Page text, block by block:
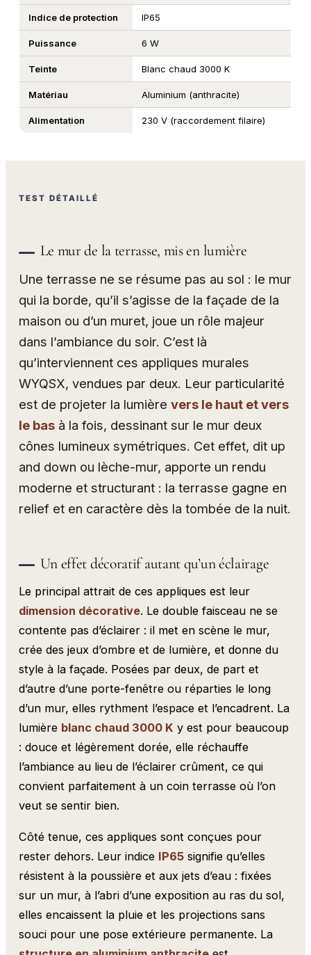
Indice de protection IP65
Puissance 6 W
Teinte Blanc chaud 3000 K
Matériau Aluminium (anthracite)
Alimentation 230 V (raccordement filaire)
TEST DÉTAILLÉ
Le mur de la terrasse, mis en lumière
Une terrasse ne se résume pas au sol : le mur
qui la borde, qu’il s’agisse de la façade de la
maison ou d’un muret, joue un rôle majeur
dans l’ambiance du soir. C’est là
qu’interviennent ces appliques murales
WYQSX, vendues par deux. Leur particularité
est de projeter la lumièrevers le haut et vers
le bas à la fois, dessinant sur le mur deux
cônes lumineux symétriques. Cet effet, dit up
and down ou lèche-mur, apporte un rendu
moderne et structurant : la terrasse gagne en
relief et en caractère dès la tombée de la nuit.
Un effet décoratif autant qu’un éclairage
Le principal attrait de ces appliques est leur
dimension décorative. Le double faisceau ne se
contente pas d’éclairer : il met en scène le mur,
crée des jeux d’ombre et de lumière, et donne du
style à la façade. Posées par deux, de part et
d’autre d’une porte-fenêtre ou réparties le long
d’un mur, elles rythment l’espace et l’encadrent. La
lumière blanc chaud 3000 K y est pour beaucoup
: douce et légèrement dorée, elle réchauffe
l’ambiance au lieu de l’éclairer crûment, ce qui
convient parfaitement à un coin terrasse où l’on
veut se sentir bien.
Côté tenue, ces appliques sont conçues pour
rester dehors. Leur indice IP65 signifie qu’elles
résistent à la poussière et aux jets d’eau : fixées
sur un mur, à l’abri d’une exposition au ras du sol,
elles encaissent la pluie et les projections sans
souci pour une pose extérieure permanente. La